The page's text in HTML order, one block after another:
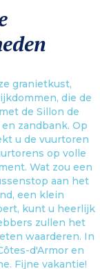
granietkust,
die de
de Sillon de
zandbank. Op
u de vuurtoren
op volle
Wat zou een
aan het
een klein
kunt u heerlijk
zullen het
waarderen. In
d'Armor en
Fijne vakantie!